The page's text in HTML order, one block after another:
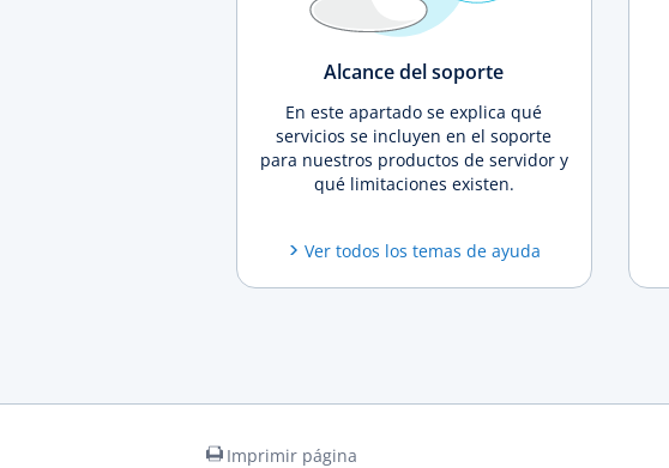
Alcance del soporte
En este apartado se explica qué
servicios se incluyen en el soporte
para nuestros productos de servidor y
qué limitaciones existen.
Ver todos los temas de ayuda
Imprimir página